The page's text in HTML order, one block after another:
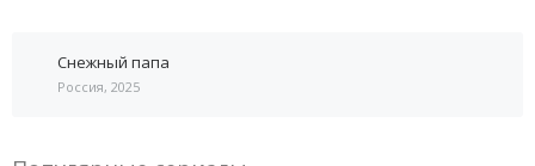
Снежный папа
Россия, 2025